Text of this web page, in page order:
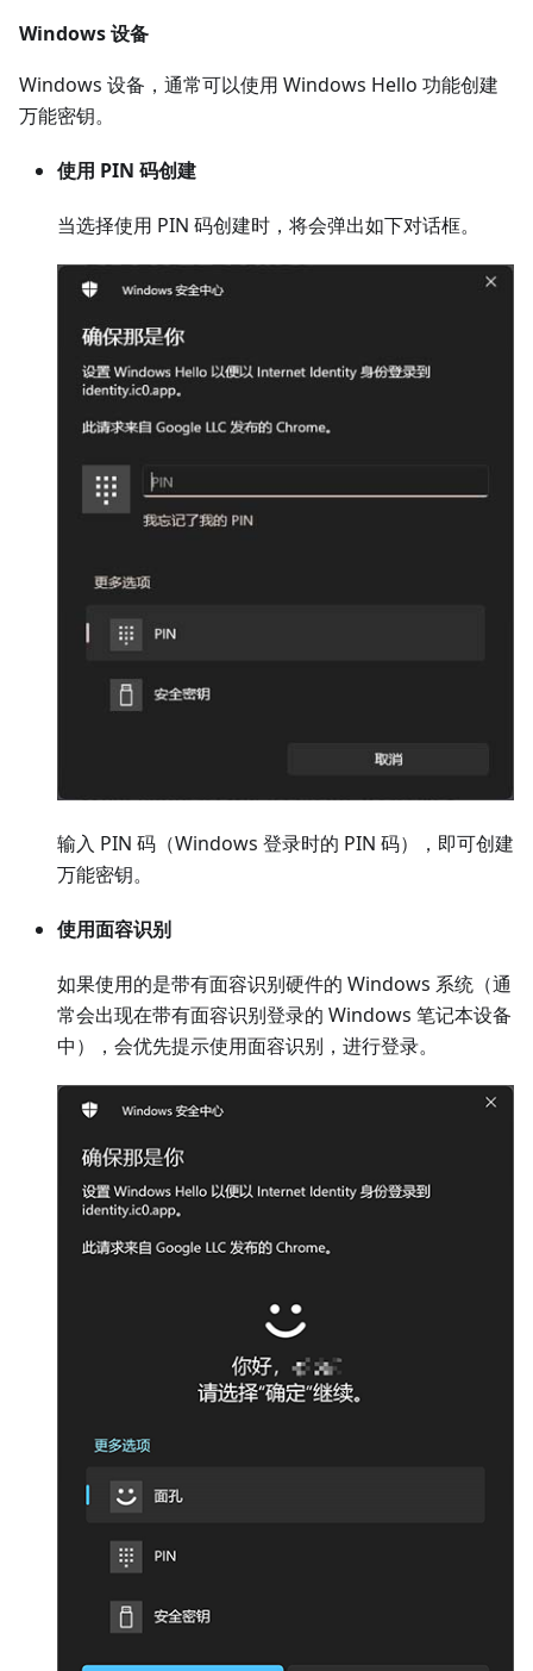
Windows 设备
Windows 设备，通常可以使用 Windows Hello 功能创建
万能密钥。
使用 PIN 码创建
当选择使用 PIN 码创建时，将会弹出如下对话框。
输入 PIN 码（Windows 登录时的 PIN 码），即可创建
万能密钥。
使用面容识别
如果使用的是带有面容识别硬件的 Windows 系统（通
常会出现在带有面容识别登录的 Windows 笔记本设备
中），会优先提示使用面容识别，进行登录。